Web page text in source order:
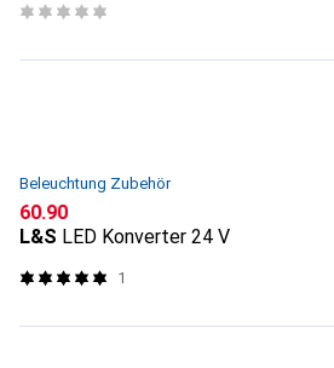
Beleuchtung Zubehör
CHF
60.90
L&S LED Konverter 24 V
1